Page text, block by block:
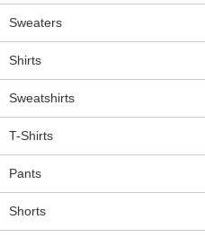
Sweaters
Shirts
Sweatshirts
T-Shirts
Pants
Shorts